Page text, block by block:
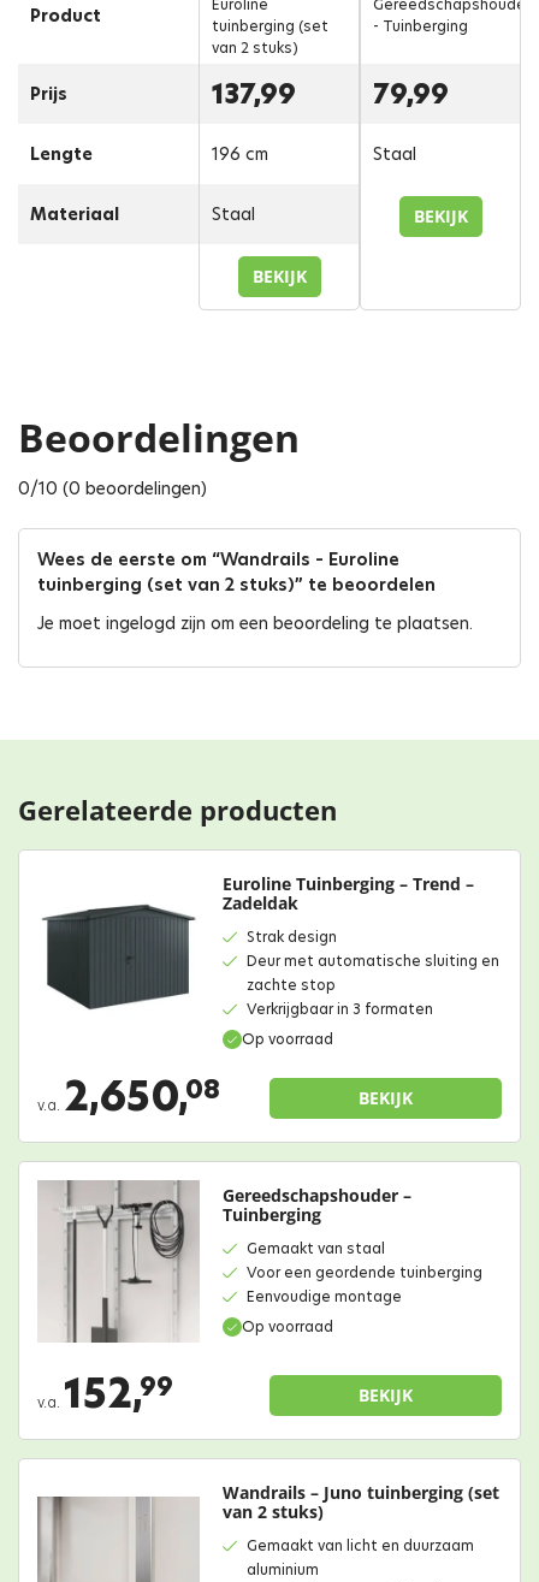
Product
Prijs
Lengte
Materiaal
Euroline
tuinberging (set
van 2 stuks)
137,99
196 cm
Staal
BEKIJK
Gereedschapshouder
- Tuinberging
79,99
Staal
BEKIJK
Beoordelingen
0/10 (0 beoordelingen)
Wees de eerste om “Wandrails – Euroline
tuinberging (set van 2 stuks)” te beoordelen
Je moet ingelogd zijn om een beoordeling te plaatsen.
Gerelateerde producten
Op voorraad
Euroline Tuinberging – Trend –
Zadeldak
Strak design
Deur met automatische sluiting en
zachte stop
Verkrijgbaar in 3 formaten
v.a. 2,650,08 BEKIJK
Op voorraad
Gereedschapshouder –
Tuinberging
Gemaakt van staal
Voor een geordende tuinberging
Eenvoudige montage
v.a. 152,99 BEKIJK
Wandrails – Juno tuinberging (set
van 2 stuks)
Gemaakt van licht en duurzaam
aluminium